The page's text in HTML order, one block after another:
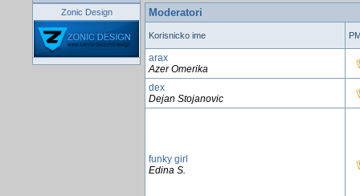
Zonic Design Moderatori
Korisnicko ime
arax
Azer Omerika
dex
Dejan Stojanovic
funky girl
Edina S.